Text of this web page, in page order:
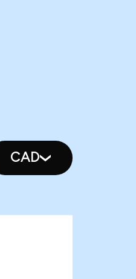
CAD